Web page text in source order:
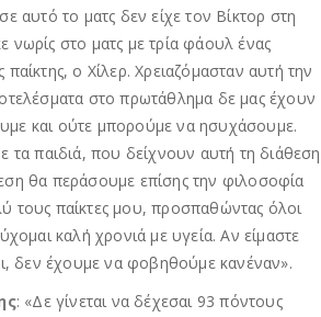
αυτό το ματς δεν είχε τον Βίκτορ στη
νωρίς στο ματς με τρία φάουλ ένας
παίκτης, ο Χίλερ. Χρειαζόμασταν αυτή την
στο πρωτάθλημα δε μας έχουν
και ούτε μπορούμε να ησυχάσουμε.
τα παιδιά, που δείχνουν αυτή τη διάθεση
θα περάσουμε επίσης την φιλοσοφία
τους παίκτες μου, προσπαθώντας όλοι
καλή χρονιά με υγεία. Αν είμαστε
δεν έχουμε να φοβηθούμε κανέναν».
: «Δε γίνεται να δέχεσαι 93 πόντους